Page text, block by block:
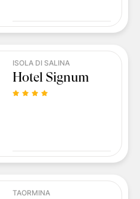
ISOLA DI SALINA
Hotel Signum
TAORMINA